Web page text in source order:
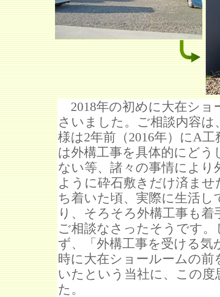
2018年の初めに大在ショ
さいました。ご相談内容
様は2年前（2016年）にA
は外構工事を具体的にど
ない等、諸々の事情によ
ように砕石敷きだけ済ま
ち着いた頃、実際に生活
り、そろそろ外構工事も
ご相談なさったそうです
ず、「外構工事を受ける
時に大在ショールームの
いたという当社に、この
た。